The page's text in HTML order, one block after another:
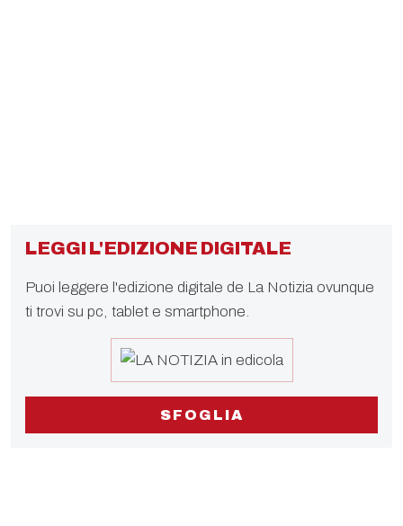
LEGGI L'EDIZIONE DIGITALE
Puoi leggere l'edizione digitale de La Notizia ovunque
ti trovi su pc, tablet e smartphone.
SFOGLIA